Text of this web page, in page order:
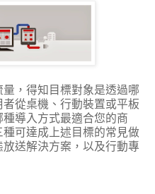
，得知目標對象是透過哪
從桌機、行動裝置或平板
導入方式最適合您的商
可達成上述目標的常見做
送解決方案，以及行動專